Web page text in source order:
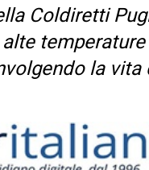
Coldiretti
temperature
la vita